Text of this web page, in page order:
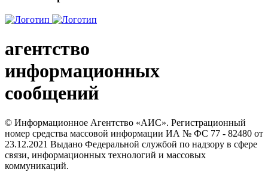
агентство
информационных
сообщений
© Информационное Агентство «АИС». Регистрационный
номер средства массовой информации ИА № ФС 77 - 82480 от
23.12.2021 Выдано Федеральной службой по надзору в сфере
связи, информационных технологий и массовых
коммуникаций.